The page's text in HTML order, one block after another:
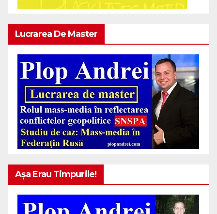
Lucrarea De Master
Așa Erau Timpurile!